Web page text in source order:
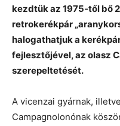
kezdtük az 1975-től bő
retrokerékpár
halogathatjuk a
fejlesztőjével, az olasz
szerepeltetését.
A vicenzai gyárnak,
Campagnolonónak